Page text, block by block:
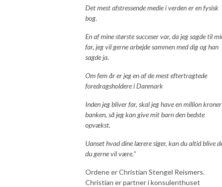
Det mest afstressende medie i verden er en fysisk
bog.
En af mine største succeser var, da jeg sagde til
far, jeg vil gerne arbejde sammen med dig og han
sagde ja.
Om fem år er jeg en af de mest eftertragtede
foredragsholdere i Danmark
Inden jeg bliver far, skal jeg have en million
banken, så jeg kan give mit barn den bedste
opvækst.
Uanset hvad dine lærere siger, kan du altid blive
du gerne vil være."
Ordene er Christian Stengel Reismers.
Christian er partner i konsulenthuset